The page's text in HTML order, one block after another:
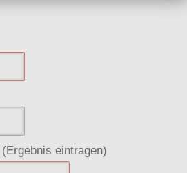
(Ergebnis eintragen)